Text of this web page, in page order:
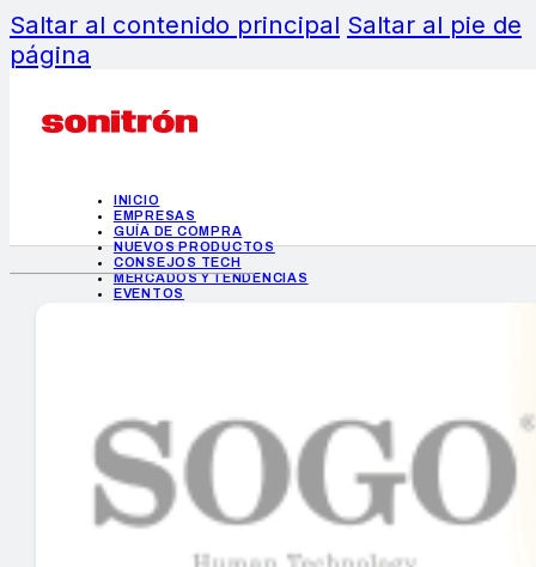
Saltar al contenido principal Saltar al pie de
página
INICIO
EMPRESAS
GUÍA DE COMPRA
NUEVOS PRODUCTOS
CONSEJOS TECH
MERCADOS Y TENDENCIAS
EVENTOS
INICIO
EMPRESAS
GUÍA DE COMPRA